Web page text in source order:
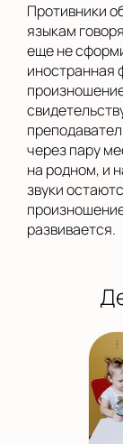
Противники
языкам
еще не
иностранная
через пару
на родном, и
звуки
развивается.